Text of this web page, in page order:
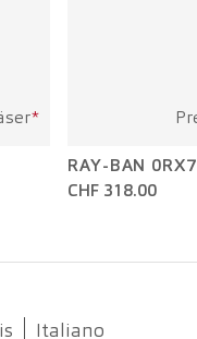
*
RAY-BAN
CHF 318.00
Italiano